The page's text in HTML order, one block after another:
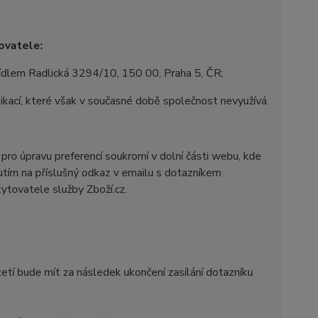
Radlická 3294/10, 150 00, Praha 5, ČR;
které však v současné době společnost nevyužívá.
úpravu preferencí soukromí v dolní části webu, kde
na příslušný odkaz v emailu s dotazníkem
služby Zboží.cz.
bude mít za následek ukončení zasílání dotazníku